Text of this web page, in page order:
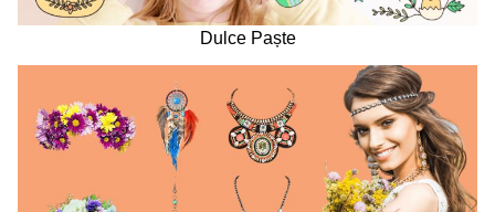
Dulce Paște